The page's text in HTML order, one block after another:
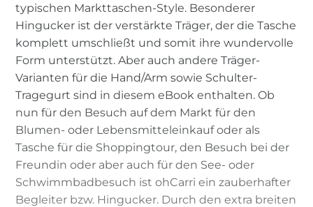
typischen Markttaschen-Style. Besonderer
Hingucker ist der verstärkte Träger, der die Tasche
komplett umschließt und somit ihre wundervolle
Form unterstützt. Aber auch andere Träger-
Varianten für die Hand/Arm sowie Schulter-
Tragegurt sind in diesem eBook enthalten. Ob
nun für den Besuch auf dem Markt für den
Blumen- oder Lebensmitteleinkauf oder als
Tasche für die Shoppingtour, den Besuch bei der
Freundin oder aber auch für den See- oder
Schwimmbadbesuch ist ohCarri ein zauberhafter
Begleiter bzw. Hingucker. Durch den extra breiten